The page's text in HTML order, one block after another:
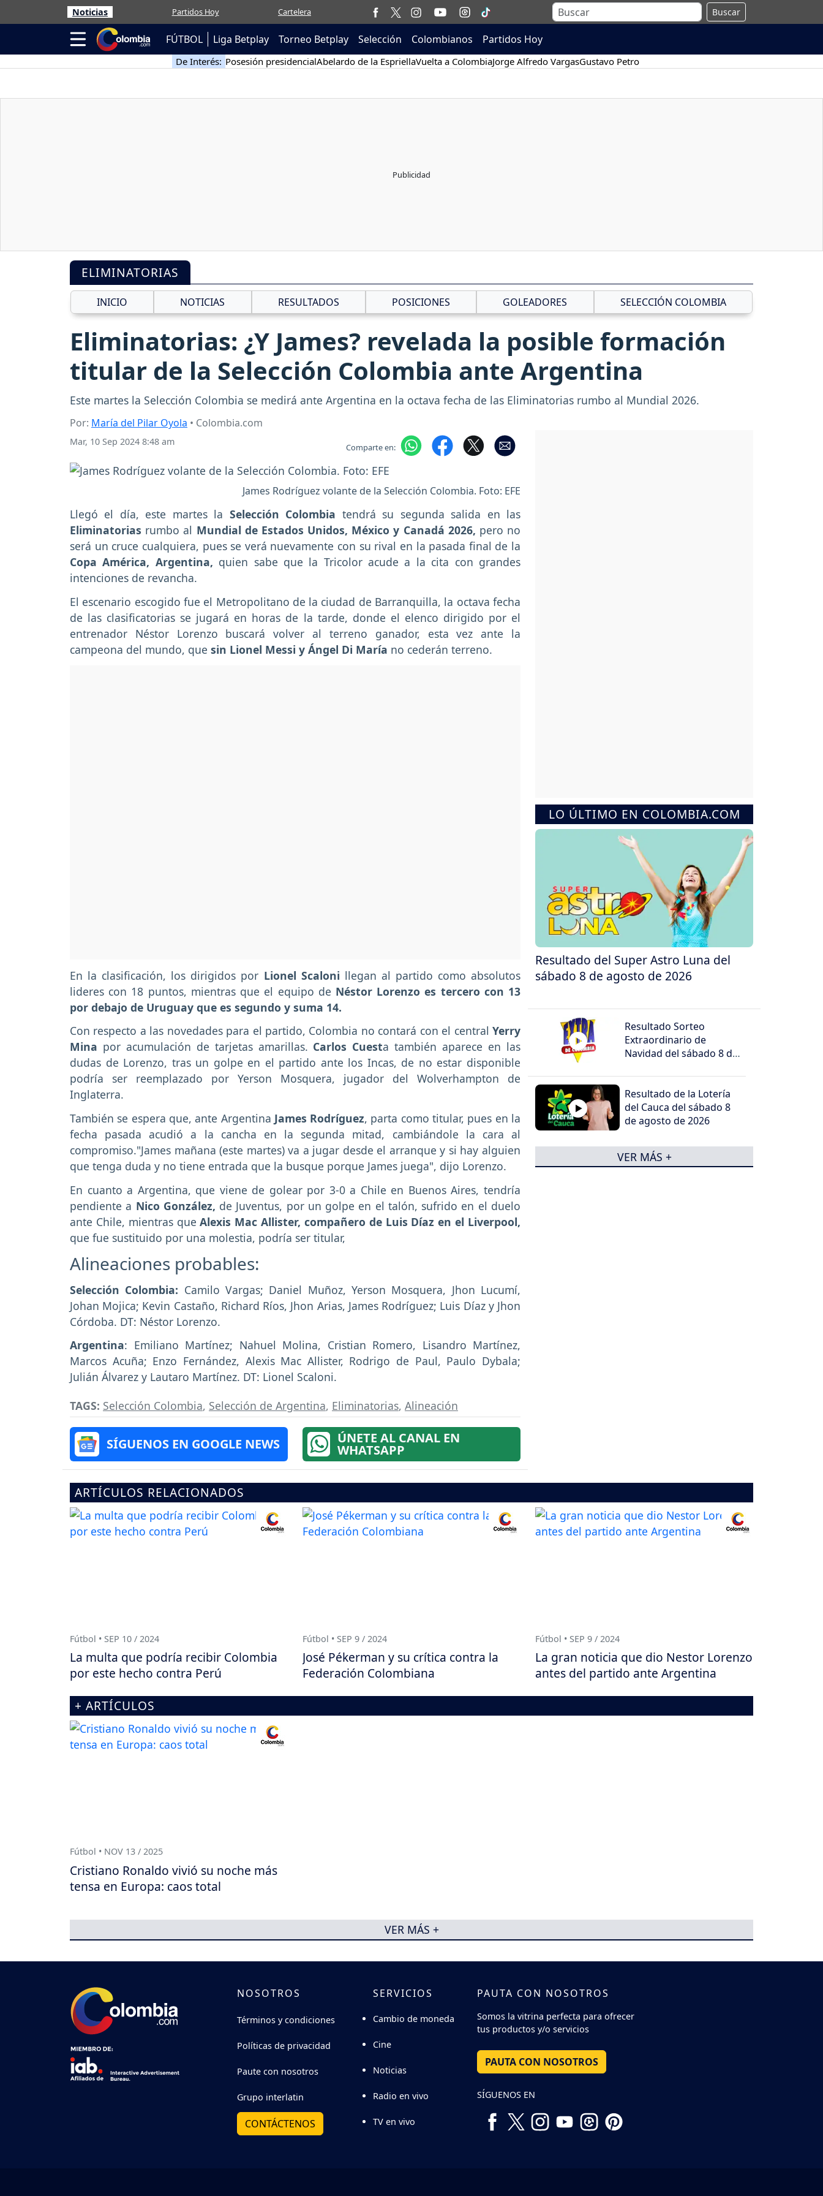
Noticias Partidos Hoy Cartelera Buscar
FÚTBOL Liga Betplay Torneo Betplay Selección Colombianos Partidos Hoy
De Interés: Posesión presidencialAbelardo de la EspriellaVuelta a ColombiaJorge Alfredo VargasGustavo Petro
ELIMINATORIAS
INICIO NOTICIAS RESULTADOS POSICIONES GOLEADORES SELECCIÓN COLOMBIA
Eliminatorias: ¿Y James? revelada la posible formación
titular de la Selección Colombia ante Argentina
Este martes la Selección Colombia se medirá ante Argentina en la octava fecha de las Eliminatorias rumbo al Mundial 2026.
Por: María del Pilar Oyola • Colombia.com
Mar, 10 Sep 2024 8:48 am Comparte en:
James Rodríguez volante de la Selección Colombia. Foto: EFE
Llegó el día, este martes la Selección Colombia tendrá su segunda salida en las
Eliminatorias rumbo al Mundial de Estados Unidos, México y Canadá 2026, pero no
será un cruce cualquiera, pues se verá nuevamente con su rival en la pasada final de la
Copa América, Argentina, quien sabe que la Tricolor acude a la cita con grandes
intenciones de revancha.
El escenario escogido fue el Metropolitano de la ciudad de Barranquilla, la octava fecha
de las clasificatorias se jugará en horas de la tarde, donde el elenco dirigido por el
entrenador Néstor Lorenzo buscará volver al terreno ganador, esta vez ante la
campeona del mundo, que sin Lionel Messi y Ángel Di María no cederán terreno.
En la clasificación, los dirigidos por Lionel Scaloni llegan al partido como absolutos
lideres con 18 puntos, mientras que el equipo de Néstor Lorenzo es tercero con 13
por debajo de Uruguay que es segundo y suma 14.
Con respecto a las novedades para el partido, Colombia no contará con el central Yerry
Mina por acumulación de tarjetas amarillas. Carlos Cuesta también aparece en las
dudas de Lorenzo, tras un golpe en el partido ante los Incas, de no estar disponible
podría ser reemplazado por Yerson Mosquera, jugador del Wolverhampton de
Inglaterra.
También se espera que, ante Argentina James Rodríguez, parta como titular, pues en la
fecha pasada acudió a la cancha en la segunda mitad, cambiándole la cara al
compromiso."James mañana (este martes) va a jugar desde el arranque y si hay alguien
que tenga duda y no tiene entrada que la busque porque James juega", dijo Lorenzo.
En cuanto a Argentina, que viene de golear por 3-0 a Chile en Buenos Aires, tendría
pendiente a Nico González, de Juventus, por un golpe en el talón, sufrido en el duelo
ante Chile, mientras queAlexis Mac Allister, compañero de Luis Díaz en el Liverpool,
que fue sustituido por una molestia, podría ser titular,
Alineaciones probables:
Selección Colombia: Camilo Vargas; Daniel Muñoz, Yerson Mosquera, Jhon Lucumí,
Johan Mojica; Kevin Castaño, Richard Ríos, Jhon Arias, James Rodríguez; Luis Díaz y Jhon
Córdoba. DT: Néstor Lorenzo.
Argentina: Emiliano Martínez; Nahuel Molina, Cristian Romero, Lisandro Martínez,
Marcos Acuña; Enzo Fernández, Alexis Mac Allister, Rodrigo de Paul, Paulo Dybala;
Julián Álvarez y Lautaro Martínez. DT: Lionel Scaloni.
TAGS: Selección Colombia, Selección de Argentina, Eliminatorias, Alineación
SÍGUENOS EN GOOGLE NEWS ÚNETE AL CANAL EN
WHATSAPP
LO ÚLTIMO EN COLOMBIA.COM
Resultado del Super Astro Luna del
sábado 8 de agosto de 2026
Resultado Sorteo
Extraordinario de
Navidad del sábado 8 de
Resultado de la Lotería
del Cauca del sábado 8
de agosto de 2026
VER MÁS +
ARTÍCULOS RELACIONADOS
Fútbol • SEP 10 / 2024
La multa que podría recibir Colombia
por este hecho contra Perú
Fútbol • SEP 9 / 2024
José Pékerman y su crítica contra la
Federación Colombiana
Fútbol • SEP 9 / 2024
La gran noticia que dio Nestor Lorenzo
antes del partido ante Argentina
+ ARTÍCULOS
Fútbol • NOV 13 / 2025
Cristiano Ronaldo vivió su noche más
tensa en Europa: caos total
VER MÁS +
NOSOTROS
Términos y condiciones
Políticas de privacidad
Paute con nosotros
Grupo interlatin
CONTÁCTENOS
SERVICIOS
Cambio de moneda
Cine
Noticias
Radio en vivo
TV en vivo
PAUTA CON NOSOTROS
Somos la vitrina perfecta para ofrecer
tus productos y/o servicios
PAUTA CON NOSOTROS
SÍGUENOS EN